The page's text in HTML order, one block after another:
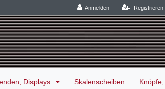
Anmelden Registrieren
Displays Skalenscheiben